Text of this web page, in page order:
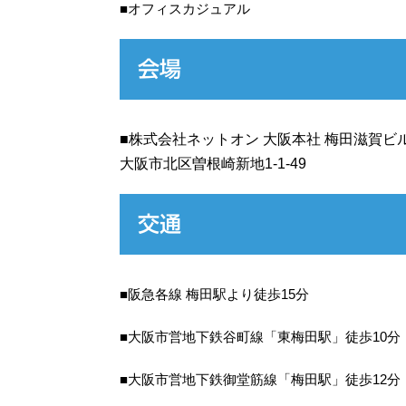
■オフィスカジュアル
会場
■株式会社ネットオン 大阪本社 梅田滋賀ビ
大阪市北区曽根崎新地1-1-49
交通
■阪急各線 梅田駅より徒歩15分
■大阪市営地下鉄谷町線「東梅田駅」徒歩10分
■大阪市営地下鉄御堂筋線「梅田駅」徒歩12分